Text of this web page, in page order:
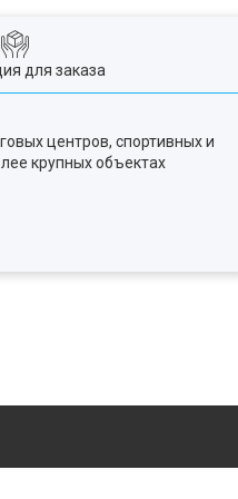
для заказа
центров, спортивных и
крупных объектах